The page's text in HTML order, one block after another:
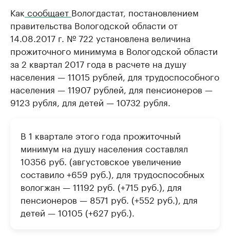
Как сообщает Вологдастат, постановлением
правительства Вологодской области от
14.08.2017 г. № 722 установлена величина
прожиточного минимума в Вологодской области
за 2 квартал 2017 года в расчете на душу
населения — 11015 рублей, для трудоспособного
населения — 11907 рублей, для пенсионеров —
9123 рубля, для детей — 10732 рубля.
В 1 квартале этого года прожиточный
минимум на душу населения составлял
10356 руб. (августовское увеличение
составило +659 руб.), для трудоспособных
вологжан — 11192 руб. (+715 руб.), для
пенсионеров — 8571 руб. (+552 руб.), для
детей — 10105 (+627 руб.).